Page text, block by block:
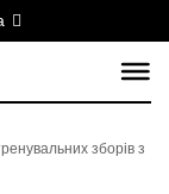
зборів з